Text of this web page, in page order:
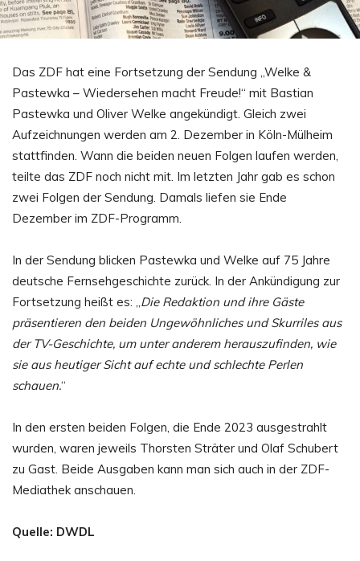
Das ZDF hat eine Fortsetzung der Sendung „Welke &
Pastewka – Wiedersehen macht Freude!“ mit Bastian
Pastewka und Oliver Welke angekündigt. Gleich zwei
Aufzeichnungen werden am 2. Dezember in Köln-Mülheim
stattfinden. Wann die beiden neuen Folgen laufen werden,
teilte das ZDF noch nicht mit. Im letzten Jahr gab es schon
zwei Folgen der Sendung. Damals liefen sie Ende
Dezember im ZDF-Programm.
In der Sendung blicken Pastewka und Welke auf 75 Jahre
deutsche Fernsehgeschichte zurück. In der Ankündigung zur
Fortsetzung heißt es: „Die Redaktion und ihre Gäste
präsentieren den beiden Ungewöhnliches und Skurriles aus
der TV-Geschichte, um unter anderem herauszufinden, wie
sie aus heutiger Sicht auf echte und schlechte Perlen
schauen.“
In den ersten beiden Folgen, die Ende 2023 ausgestrahlt
wurden, waren jeweils Thorsten Sträter und Olaf Schubert
zu Gast. Beide Ausgaben kann man sich auch in der ZDF-
Mediathek anschauen.
Quelle: DWDL